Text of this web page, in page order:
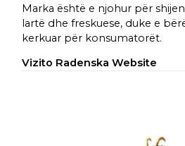
Marka është e njohur për shijen
lartë dhe freskuese, duke e
kerkuar për konsumatorët.
Vizito Radenska Website